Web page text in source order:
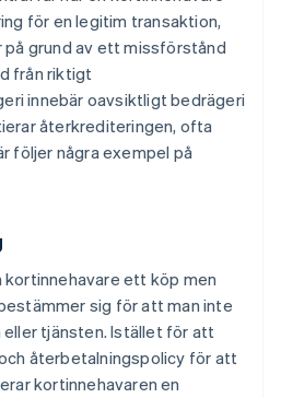
för en legitim transaktion,
grund av ett missförstånd
från riktigt
innebär oavsiktligt bedrägeri
återkrediteringen, ofta
följer några exempel på
kortinnehavare ett köp men
sig för att man inte
eller tjänsten. Istället för att
återbetalningspolicy för att
kortinnehavaren en